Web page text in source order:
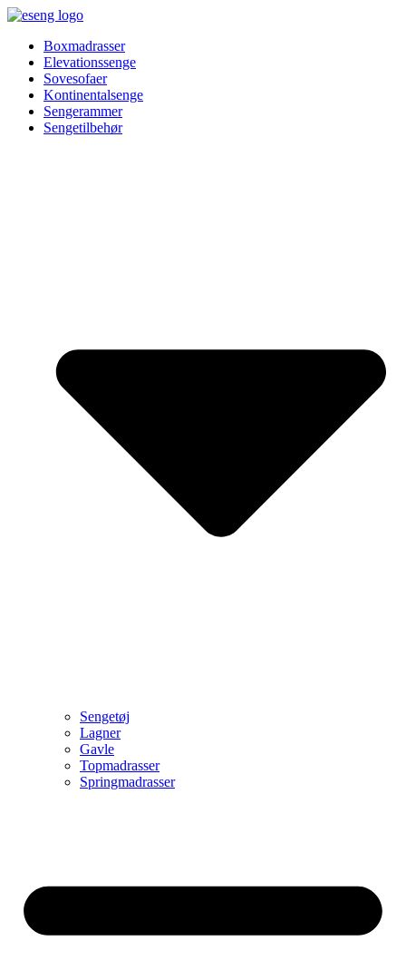
Videre
indholdBoxmadrasser
Elevationssenge
Sovesofaer
Kontinentalsenge
Sengerammer
Sengetilbehør
Sengetøj
Lagner
Gavle
Topmadrasser
Springmadrasser